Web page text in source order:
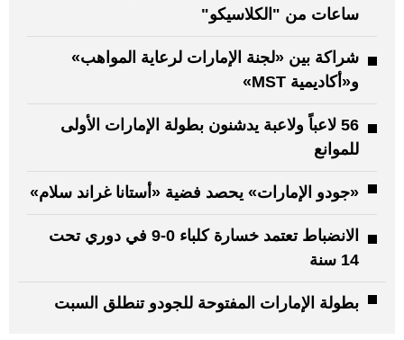
ساعات من "الكلاسيكو"
شراكة بين «لجنة الإمارات لرعاية المواهب»
و«أكاديمية MST»
56 لاعباً ولاعبة يدشنون بطولة الإمارات الأولى
للموانع
«جودو الإمارات» يحصد فضية «أستانا غراند سلام»
الانضباط تعتمد خسارة كلباء 0-9 في دوري تحت
14 سنة
بطولة الإمارات المفتوحة للجودو تنطلق السبت